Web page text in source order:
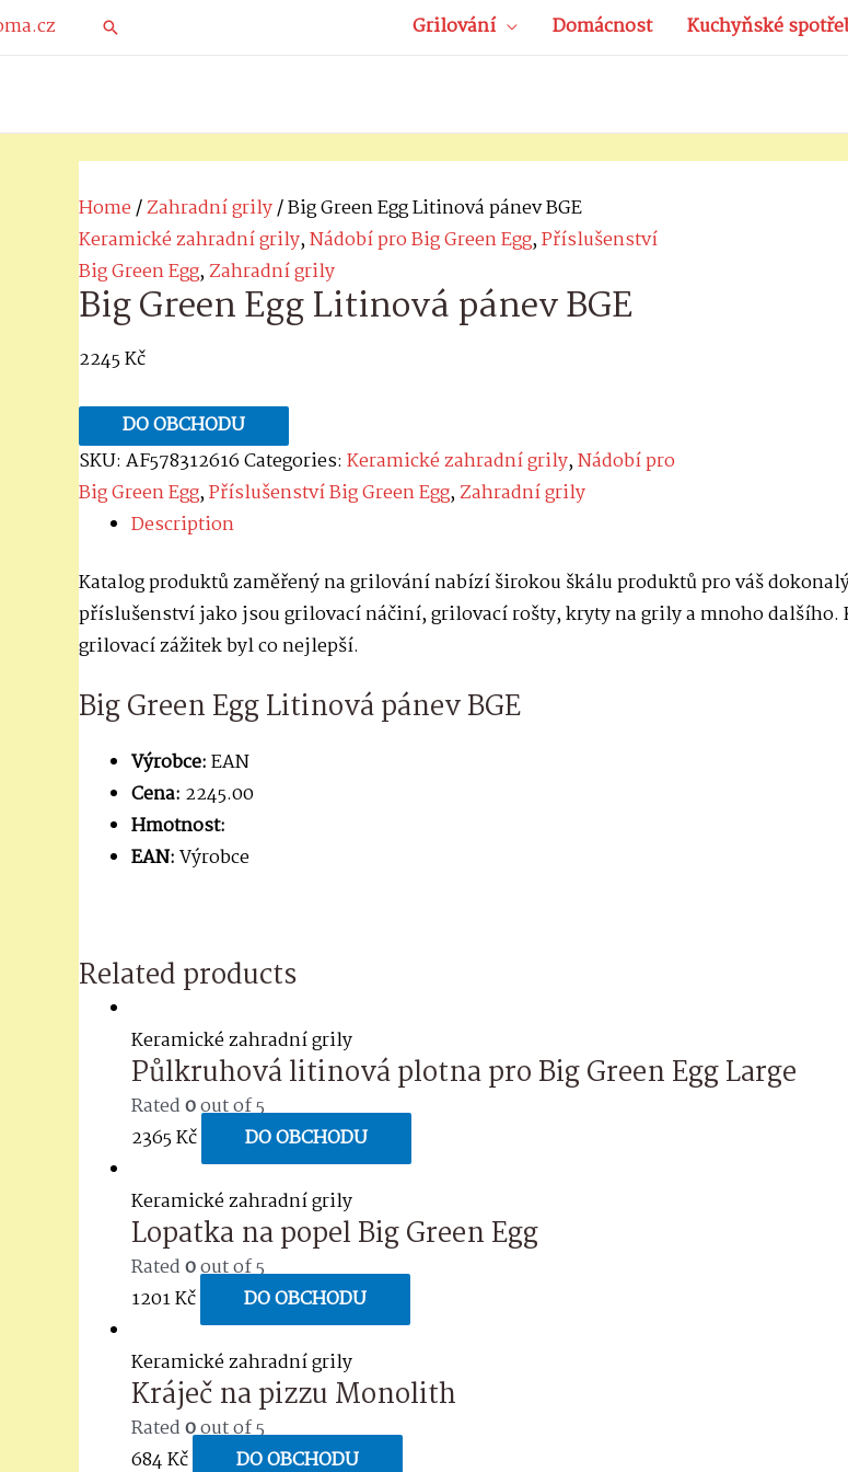
Přeskočit
Hledat Grilování Domácnost Kuchyňské
Home/Zahradní grily/ Big Green Egg Litinová pánev BGE
Keramické zahradní grily,Nádobí pro Big Green Egg,Příslušenství
Big Green Egg,Zahradní grily
Big Green Egg Litinová pánev BGE
2245Kč
DO OBCHODU
SKU: AF578312616Categories: Keramické zahradní grily,Nádobí pro
Big Green Egg,Příslušenství Big Green Egg,Zahradní grily
Description
Katalog produktů zaměřený na grilování nabízí širokou škálu produktů pro váš
příslušenství jako jsou grilovací náčiní, grilovací rošty, kryty na grily a mnoho dalšího.
grilovací zážitek byl co nejlepší.
Big Green Egg Litinová pánev BGE
Výrobce:EAN
Cena: 2245.00
Hmotnost:
EAN:Výrobce
Related products
Keramické zahradní grily
Půlkruhová litinová plotna pro Big Green Egg Large
Rated0out of 5
2365Kč DO OBCHODU
Keramické zahradní grily
Lopatka na popel Big Green Egg
Rated0out of 5
1201Kč DO OBCHODU
Keramické zahradní grily
Kráječ na pizzu Monolith
Rated0out of 5
684Kč DO OBCHODU